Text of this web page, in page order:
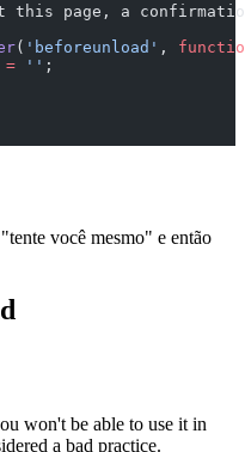
this page, a
( 'beforeunload' ,
= '' ;
você mesmo" e então
won't be able to use it in
a bad practice.